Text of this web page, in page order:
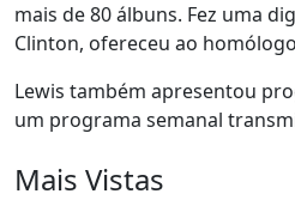
mais de 80 álbuns. Fez uma
Clinton, ofereceu ao
Lewis também apresentou
um programa semanal
Mais Vistas